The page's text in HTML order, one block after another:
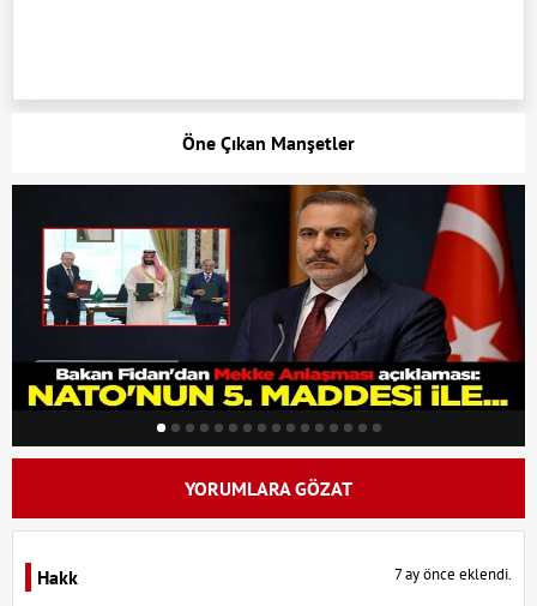
Öne Çıkan Manşetler
YORUMLARA GÖZAT
Hakk 7 ay önce eklendi.